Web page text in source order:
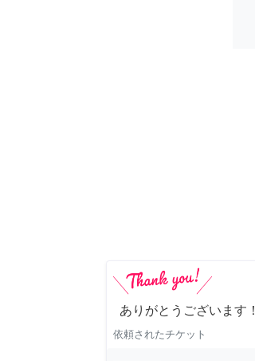
ありがとうございます！
依頼されたチケット